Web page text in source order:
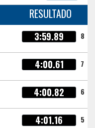
RESULTADO
3:59.89 8
4:00.61 7
4:00.82 6
4:01.16 5